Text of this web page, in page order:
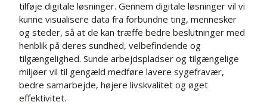
tilføje digitale løsninger. Gennem digitale løsninger vil vi
kunne visualisere data fra forbundne ting, mennesker
og steder, så at de kan træffe bedre beslutninger med
henblik på deres sundhed, velbefindende og
tilgængelighed. Sunde arbejdspladser og tilgængelige
miljøer vil til gengæld medføre lavere sygefravær,
bedre samarbejde, højere livskvalitet og øget
effektivitet.